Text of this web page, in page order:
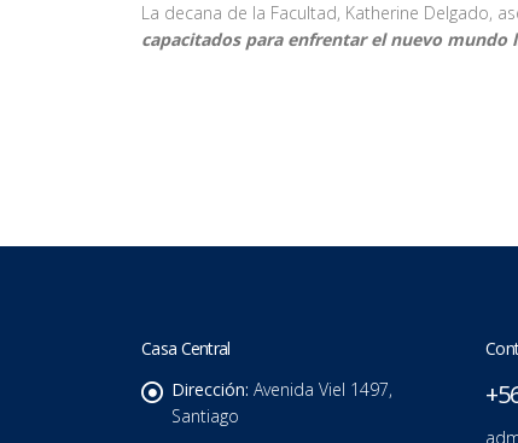
La decana de la Facultad, Katherine Delgado,
capacitados para enfrentar el nuevo mundo
Casa Central
Dirección: Avenida Viel 1497,
Santiago